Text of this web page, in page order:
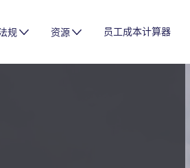
规 资源 员工成本计算器